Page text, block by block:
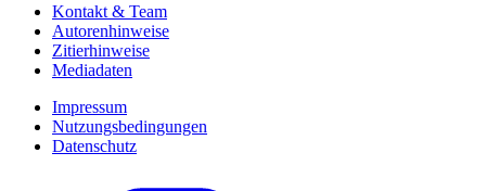
Kontakt & Team
Autorenhinweise
Zitierhinweise
Mediadaten
Impressum
Nutzungsbedingungen
Datenschutz